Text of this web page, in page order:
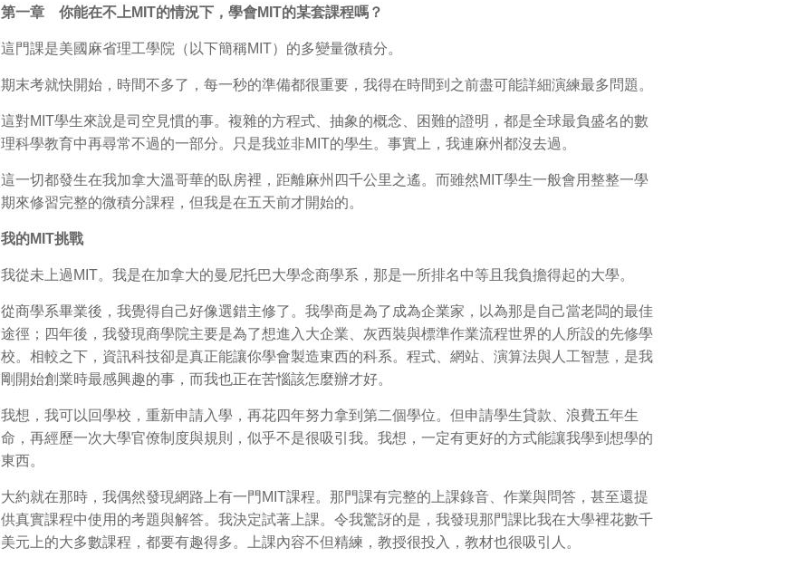
第一章 你能在不上MIT的情況下，學會MIT的某套課程嗎？
這門課是美國麻省理工學院（以下簡稱MIT）的多變量微積分。
期末考就快開始，時間不多了，每一秒的準備都很重要，我得在時間到之前盡可能詳細演練最多問題。
這對MIT學生來說是司空見慣的事。複雜的方程式、抽象的概念、困難的證明，都是全球最負盛名的數
理科學教育中再尋常不過的一部分。只是我並非MIT的學生。事實上，我連麻州都沒去過。
這一切都發生在我加拿大溫哥華的臥房裡，距離麻州四千公里之遙。而雖然MIT學生一般會用整整一學
期來修習完整的微積分課程，但我是在五天前才開始的。
我的MIT挑戰
我從未上過MIT。我是在加拿大的曼尼托巴大學念商學系，那是一所排名中等且我負擔得起的大學。
從商學系畢業後，我覺得自己好像選錯主修了。我學商是為了成為企業家，以為那是自己當老闆的最佳
途徑；四年後，我發現商學院主要是為了想進入大企業、灰西裝與標準作業流程世界的人所設的先修學
校。相較之下，資訊科技卻是真正能讓你學會製造東西的科系。程式、網站、演算法與人工智慧，是我
剛開始創業時最感興趣的事，而我也正在苦惱該怎麼辦才好。
我想，我可以回學校，重新申請入學，再花四年努力拿到第二個學位。但申請學生貸款、浪費五年生
命，再經歷一次大學官僚制度與規則，似乎不是很吸引我。我想，一定有更好的方式能讓我學到想學的
東西。
大約就在那時，我偶然發現網路上有一門MIT課程。那門課有完整的上課錄音、作業與問答，甚至還提
供真實課程中使用的考題與解答。我決定試著上課。令我驚訝的是，我發現那門課比我在大學裡花數千
美元上的大多數課程，都要有趣得多。上課內容不但精練，教授很投入，教材也很吸引人。